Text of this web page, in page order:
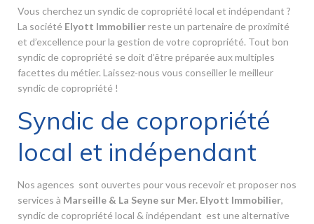
Vous cherchez un syndic de copropriété local et indépendant ?
La société Elyott Immobilierreste un partenaire de proximité
et d’excellence pour la gestion de votre copropriété. Tout bon
syndic de copropriété se doit d’être préparée aux multiples
facettes du métier. Laissez-nous vous conseiller le meilleur
syndic de copropriété !
Syndic de copropriété
local et indépendant
Nos agences sont ouvertes pour vous recevoir et proposer nos
services à Marseille & La Seyne sur Mer. Elyott Immobilier,
syndic de copropriété local & indépendant est une alternative